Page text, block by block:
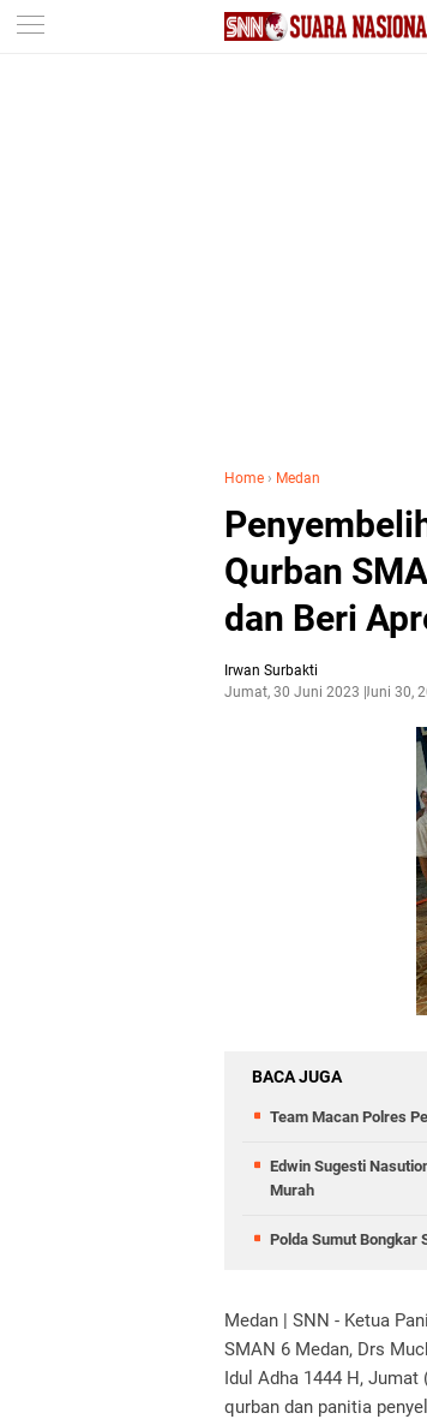
-->
Home › Medan
Qurban
dan Beri
Irwan Surbakti
Jumat, 30 Juni 2023 Juni 30,
BACA JUGA
Team Macan Polres
Edwin Sugesti
Murah
Polda Sumut Bongkar
Medan | SNN - Ketua
SMAN 6 Medan, Drs
Idul Adha 1444 H,
qurban dan panitia